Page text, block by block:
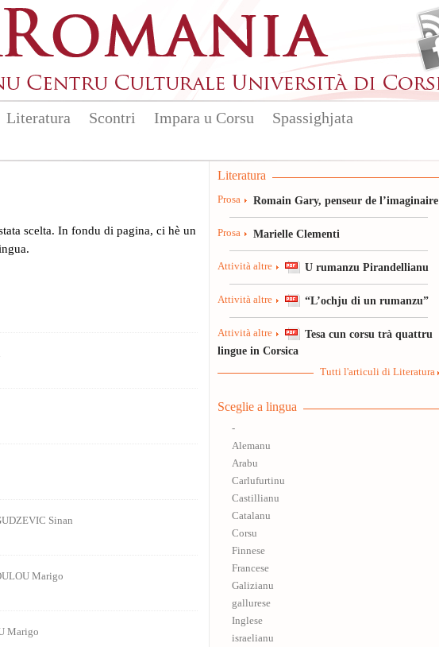
Literatura Scontri Impara u Corsu Spassighjata
scelta. In fondu di pagina, ci hè un
Sinan
Marigo
Marigo
Literatura
Prosa Romain Gary, penseur de l’imaginaire
Prosa Marielle Clementi
Attività altre U rumanzu Pirandellianu
Attività altre “L’ochju di un rumanzu”
Attività altre
Tesa cun corsu trà quattru
lingue in Corsica
Tutti l'articuli di Literatura
Sceglie a lingua
-
Alemanu
Arabu
Carlufurtinu
Castillianu
Catalanu
Corsu
Finnese
Francese
Galizianu
gallurese
Inglese
israelianu